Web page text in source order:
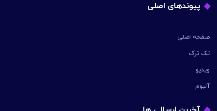
پیوندهای اصلی
صفحه اصلی
تک ترک
ویدیو
آلبوم